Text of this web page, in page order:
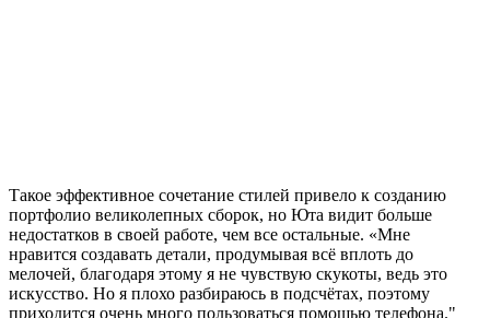
Такое эффективное сочетание стилей привело к созданию
портфолио великолепных сборок, но Юта видит больше
недостатков в своей работе, чем все остальные. «Мне
нравится создавать детали, продумывая всё вплоть до
мелочей, благодаря этому я не чувствую скукоты, ведь это
искусство. Но я плохо разбираюсь в подсчётах, поэтому
приходится очень много пользоваться помощью телефона."